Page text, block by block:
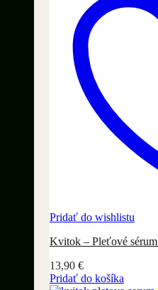
Pridať do wishlistu
Kvitok – Pleťové
13,90 €
Pridať do košíka